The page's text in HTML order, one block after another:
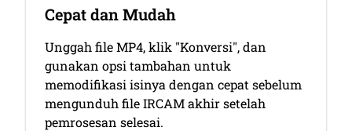
Cepat dan Mudah
Unggah file MP4, klik "Konversi", dan
gunakan opsi tambahan untuk
memodifikasi isinya dengan cepat sebelum
mengunduh file IRCAM akhir setelah
pemrosesan selesai.